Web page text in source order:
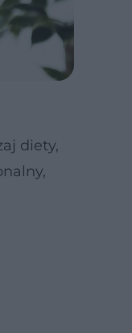
diety,